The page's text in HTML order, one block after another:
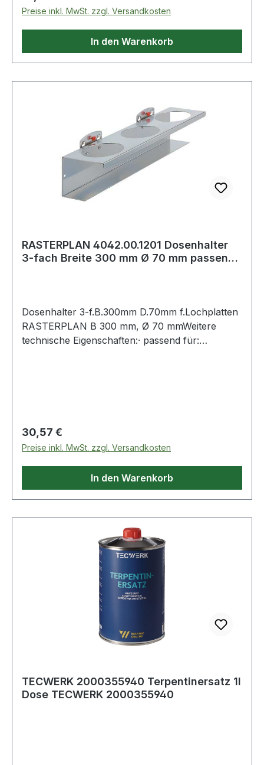
Preise inkl. MwSt. zzgl. Versandkosten
In den Warenkorb
RASTERPLAN 4042.00.1201 Dosenhalter
3-fach Breite 300 mm Ø 70 mm passend
Dosenhalter 3-f.B.300mm D.70mm f.Lochplatten
RASTERPLAN B 300 mm, Ø 70 mmWeitere
technische Eigenschaften:· passend für:
Regulärer Preis:
30,57 €
Preise inkl. MwSt. zzgl. Versandkosten
In den Warenkorb
TECWERK 2000355940 Terpentinersatz 1l
Dose TECWERK 2000355940